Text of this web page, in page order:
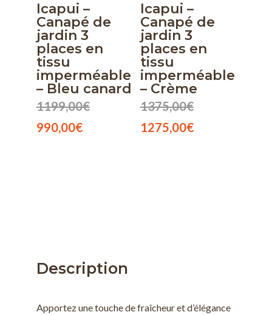
Icapui –
Canapé de
jardin 3
places en
tissu
imperméable
– Bleu canard
1199,00€Le
990,00€Le
Icapui –
Canapé de
jardin 3
places en
tissu
imperméable
– Crème
1375,00€Le
prix
1275,00€Le
Description
Apportez une touche de fraîcheur et d’élégance